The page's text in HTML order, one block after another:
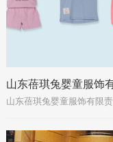
山东蓓琪兔婴童服饰有限